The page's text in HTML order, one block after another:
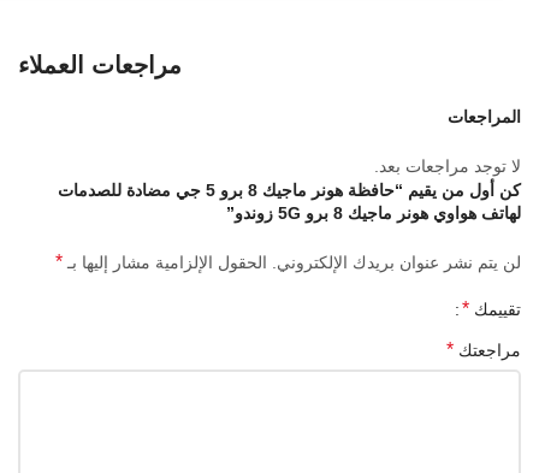
زوايا ممتصة للصدمات تحمي من السقوط العرضيمراجعات العملاء
المراجعات
لا توجد مراجعات بعد.
كن أول من يقيم “حافظة هونر ماجيك 8 برو 5 جي مضادة للصدمات
لهاتف هواوي هونر ماجيك 8 برو 5G زوندو”
لن يتم نشر عنوان بريدك الإلكتروني. الحقول الإلزامية مشار إليها بـ*
تقييمك *
مراجعتك *